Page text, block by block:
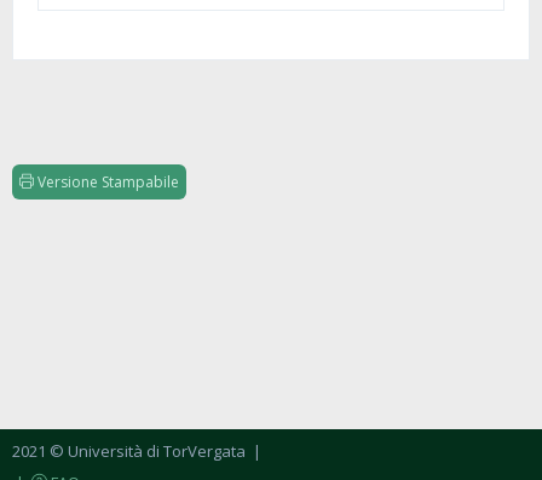
Versione Stampabile
2021 © Università di TorVergata |